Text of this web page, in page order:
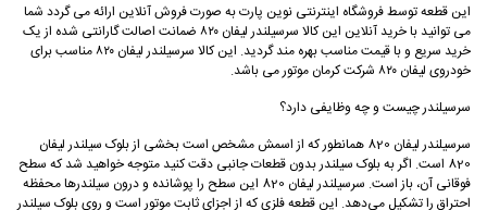
این قطعه توسط فروشگاه اینترنتی نوین پارت به صورت فروش آنلاین ارائه می گردد شما
می توانید با خرید آنلاین این کالا سرسیلندر لیفان ۸۲۰ ضمانت اصالت گارانتی شده از یک
خرید سریع و با قیمت مناسب بهره مند گردید. این کالا سرسیلندر لیفان ۸۲۰ مناسب برای
خودروی لیفان ۸۲۰ شرکت کرمان موتور می باشد.
سرسیلندر چیست و چه وظایفی دارد؟
سرسیلندر لیفان 820 همانطور که از اسمش مشخص است بخشی از بلوک سیلندر لیفان
820 است. اگر به بلوک سیلندر بدون قطعات جانبی دقت کنید متوجه خواهید شد که سطح
فوقانی آن، باز است. سرسیلندر لیفان 820 این سطح را پوشانده و درون سیلندرها محفظه‌
احتراق را تشکیل می‌دهد. این قطعه‌ فلزی که از اجزای ثابت موتور است و روی بلوک سیلندر